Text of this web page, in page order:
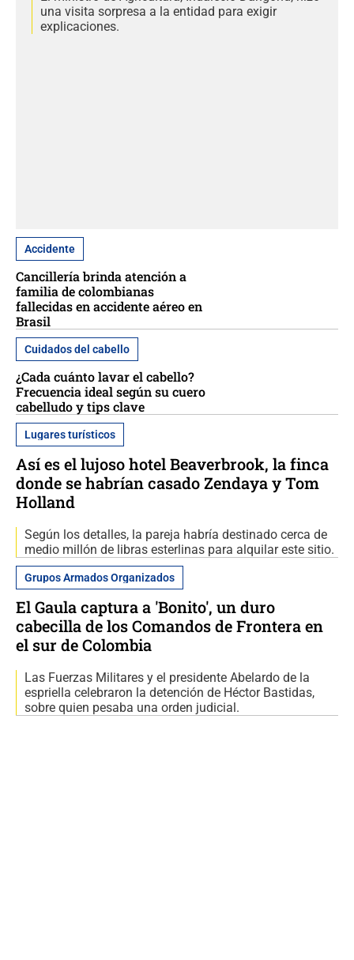
una visita sorpresa a la entidad para exigir
explicaciones.
Accidente
Cancillería brinda atención a
familia de colombianas
fallecidas en accidente aéreo en
Brasil
Cuidados del cabello
¿Cada cuánto lavar el cabello?
Frecuencia ideal según su cuero
cabelludo y tips clave
Lugares turísticos
Así es el lujoso hotel Beaverbrook, la finca
donde se habrían casado Zendaya y Tom
Holland
Según los detalles, la pareja habría destinado cerca de
medio millón de libras esterlinas para alquilar este sitio.
Grupos Armados Organizados
El Gaula captura a 'Bonito', un duro
cabecilla de los Comandos de Frontera en
el sur de Colombia
Las Fuerzas Militares y el presidente Abelardo de la
espriella celebraron la detención de Héctor Bastidas,
sobre quien pesaba una orden judicial.